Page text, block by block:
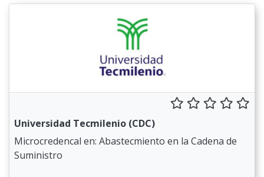
Universidad Tecmilenio (CDC)
Microcredencal en: Abastecmiento en la Cadena de
Suministro